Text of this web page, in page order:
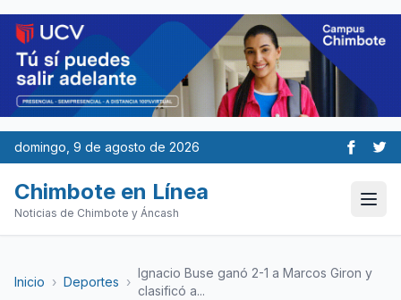
domingo, 9 de agosto de 2026
Chimbote en Línea
Noticias de Chimbote y Áncash
Inicio › Deportes ›
Ignacio Buse ganó 2-1 a Marcos Giron y
clasificó a...